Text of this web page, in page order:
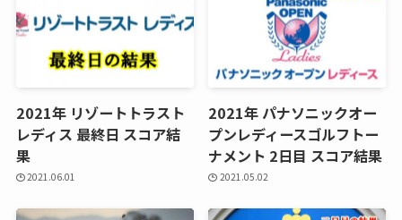
2021年 リゾートトラスト
レディス 最終日 スコア結
果
2021.06.01
2021年 パナソニックオー
プンレディースゴルフトー
ナメント 2日目 スコア結果
2021.05.02